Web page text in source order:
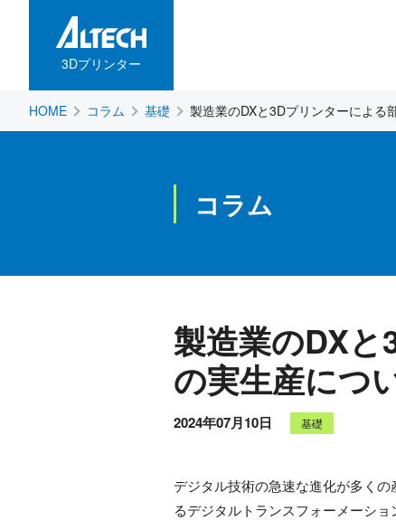
3Dプリンター
HOME コラム 基礎 製造業のDXと3Dプリンターによる
コラム
製造業のDX
の実生産につ
2024年07月10日 基礎
デジタル技術の急速な進化が多く
るデジタルトランスフォーメーシ